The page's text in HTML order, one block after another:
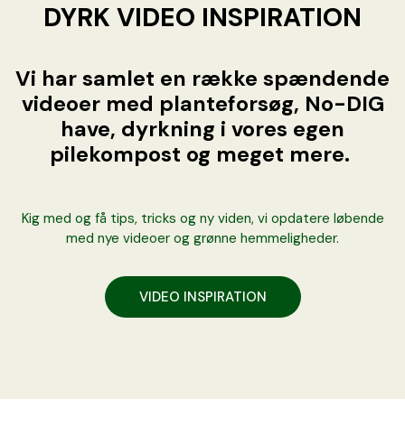
DYRK VIDEO INSPIRATION
Vi har samlet en række spændende
videoer med planteforsøg, No-DIG
have, dyrkning i vores egen
pilekompost og meget mere.
Kig med og få tips, tricks og ny viden, vi opdatere løbende
med nye videoer og grønne hemmeligheder.
VIDEO INSPIRATION